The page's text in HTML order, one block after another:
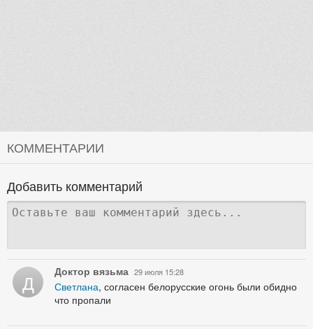
КОММЕНТАРИИ
Добавить комментарий
Д Доктор вязьма 29 июля 15:28
Светлана, согласен белорусские огонь были обидно
что пропали